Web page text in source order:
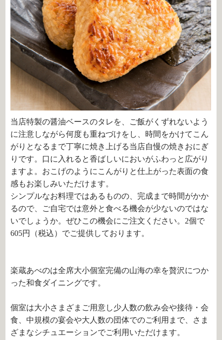
当店特製の醤油ベースのタレを、ご飯がくずれないよう
に注意しながら何度も重ねづけをし、時間をかけてこん
がりとなるまで丁寧に焼き上げる当店自慢の焼きおにぎ
りです。口に入れると香ばしいにおいがふわっと広がり
ますよ。おこげのようにこんがりと仕上がった表面の食
感もお楽しみいただけます。
シンプルなお料理ではあるものの、完成まで時間がかか
るので、ご自宅では意外と食べる機会が少ないのではな
いでしょうか。ぜひこの機会にご注文ください。 2個で
605円（税込）でご提供しております。
楽蔵あべのは全席大小個室完備の山海の幸を贅沢につか
った和食ダイニングです。
個室は大小さまざまご用意し少人数の飲み会や接待・会
食、中規模の宴会や大人数の団体でのご利用まで、さま
ざまなシチュエーションでご利用いただけます。